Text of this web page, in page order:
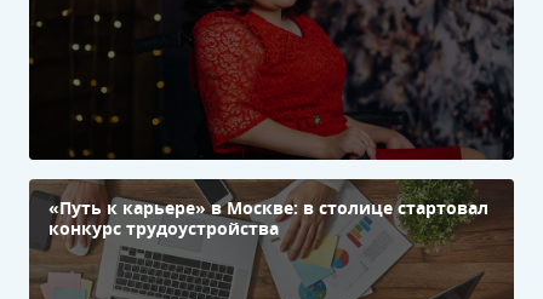
«Путь к карьере» в Москве: в столице стартовал
конкурс трудоустройства